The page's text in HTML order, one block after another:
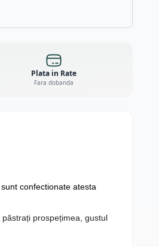
Plata in Rate
Fara dobanda
confectionate atesta
prospețimea, gustul